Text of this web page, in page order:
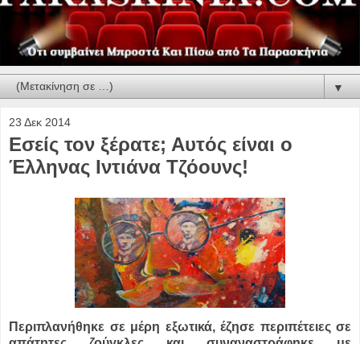
▼
23 Δεκ 2014
Εσείς τον ξέρατε; Αυτός είναι ο
Έλληνας Ιντιάνα Τζόουνς!
Περιπλανήθηκε σε μέρη εξωτικά, έζησε περιπέτειες σε